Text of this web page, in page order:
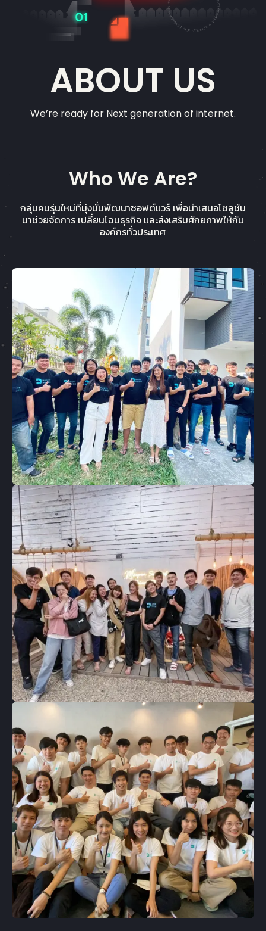
ABOUT US
We’re ready for Next generation of internet.
Who We Are?
กลุ่มคนรุ่นใหม่ที่มุ่งมั่นพัฒนาซอฟต์แวร์ เพื่อนำเสนอโซลูชัน
มาช่วยจัดการ เปลี่ยนโฉมธุรกิจ และส่งเสริมศักยภาพให้กับ
องค์กรทั่วประเทศ